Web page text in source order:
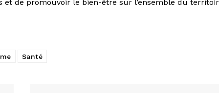
et de promouvoir le bien-être sur l’ensemble du
Santé